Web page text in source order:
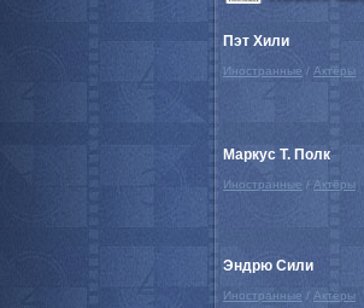
Пэт Хили
Иностранные / Актёры
Маркус Т. Полк
Иностранные / Актёры
Эндрю Сили
Иностранные / Актёры